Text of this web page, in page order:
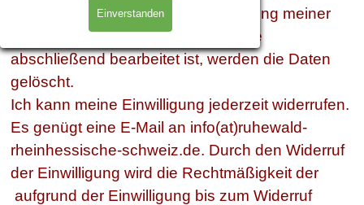
Einverstanden
Speicherung erfolgt zur Beantwortung meiner
hier gestellten Anfrage. Wenn diese
abschließend bearbeitet ist, werden die Daten
gelöscht.
Ich kann meine Einwilligung jederzeit widerrufen.
Es genügt eine E-Mail an info(at)ruhewald-
rheinhessische-schweiz.de. Durch den Widerruf
der Einwilligung wird die Rechtmäßigkeit der
aufgrund der Einwilligung bis zum Widerruf